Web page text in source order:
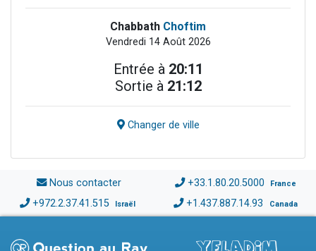
Chabbath Choftim
Vendredi 14 Août 2026
Entrée à 20:11
Sortie à 21:12
Changer de ville
Nous contacter +33.1.80.20.5000 France
+972.2.37.41.515 Israël +1.437.887.14.93 Canada